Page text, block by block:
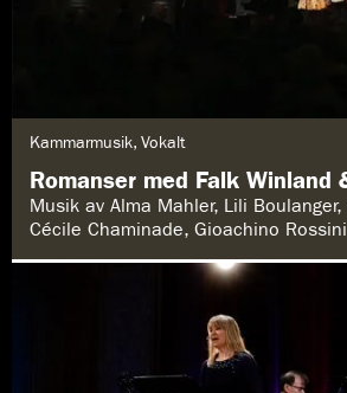
Kammarmusik, Vokalt
Romanser med Falk Winland
Musik av Alma Mahler, Lili
Cécile Chaminade, Gioachino